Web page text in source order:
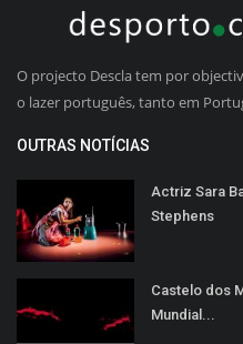
O projecto Descla tem por
o lazer português, tanto em
OUTRAS NOTÍCIAS
Actriz Sara
Stephens
Castelo dos
Mundial...